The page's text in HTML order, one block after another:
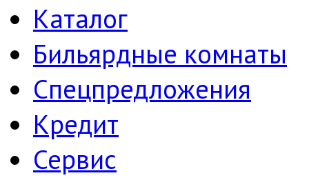
Каталог
Бильярдные комнаты
Спецпредложения
Кредит
Сервис